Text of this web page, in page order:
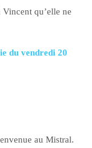
qu’elle ne
du vendredi 20
au Mistral.